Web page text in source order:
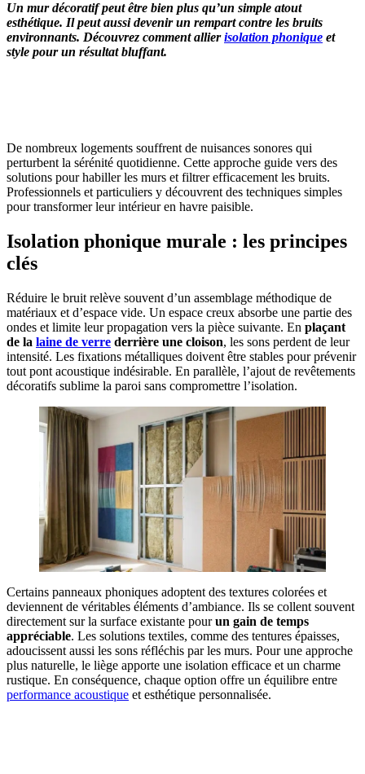
Un mur décoratif peut être bien plus qu’un simple atout
esthétique. Il peut aussi devenir un rempart contre les bruits
environnants. Découvrez comment allierisolation phonique et
style pour un résultat bluffant.
De nombreux logements souffrent de nuisances sonores qui
perturbent la sérénité quotidienne. Cette approche guide vers des
solutions pour habiller les murs et filtrer efficacement les bruits.
Professionnels et particuliers y découvrent des techniques simples
pour transformer leur intérieur en havre paisible.
Isolation phonique murale : les principes
clés
Réduire le bruit relève souvent d’un assemblage méthodique de
matériaux et d’espace vide. Un espace creux absorbe une partie des
ondes et limite leur propagation vers la pièce suivante. En plaçant
de la laine de verre derrière une cloison, les sons perdent de leur
intensité. Les fixations métalliques doivent être stables pour prévenir
tout pont acoustique indésirable. En parallèle, l’ajout de revêtements
décoratifs sublime la paroi sans compromettre l’isolation.
Certains panneaux phoniques adoptent des textures colorées et
deviennent de véritables éléments d’ambiance. Ils se collent souvent
directement sur la surface existante pourun gain de temps
appréciable. Les solutions textiles, comme des tentures épaisses,
adoucissent aussi les sons réfléchis par les murs. Pour une approche
plus naturelle, le liège apporte une isolation efficace et un charme
rustique. En conséquence, chaque option offre un équilibre entre
performance acoustique et esthétique personnalisée.